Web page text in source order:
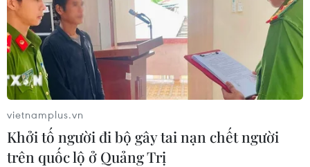
Mưa lớn kéo dài gây nhiều
Bất cập việc ngừng giao
vietnamplus.vn
Khởi tố người đi bộ gây tai nạn chết người
trên quốc lộ ở Quảng Trị